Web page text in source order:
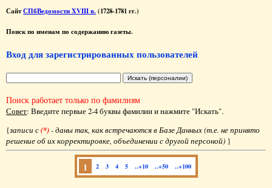
СайтСПбВедомости XVIII в. (1728-1781 гг.)
Поиск по именам по содержанию газеты.
Вход для зарегистрированных пользователей
Поиск работает только по фамилиям
Совет: Введите первые 2-4 буквы фамилии и нажмите "Искать".
{записи с(*)- даны так, как встречаются в Базе Данных (т.е. не принято
решение об их корректировке, объединении с другой персоной) }
1 2 3 4 5 ..+10 ..+50 ..+100